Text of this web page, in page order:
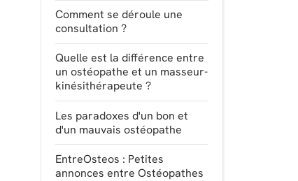
Comment se déroule une
consultation ?
Quelle est la différence entre
un ostéopathe et un masseur-
kinésithérapeute ?
Les paradoxes d'un bon et
d'un mauvais ostéopathe
EntreOsteos : Petites
annonces entre Ostéopathes